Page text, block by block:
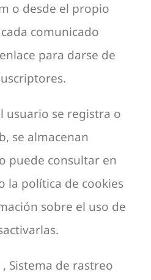
o desde el propio
comunicado
para darse de
usuario se registra o
se almacenan
puede consultar en
la política de cookies
sobre el uso de
, Sistema de rastreo